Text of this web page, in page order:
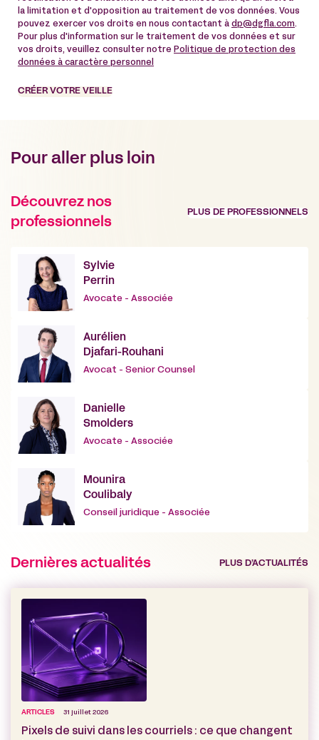
la limitation et d'opposition au traitement de vos données. Vous
pouvez exercer vos droits en nous contactant à dp@dgfla.com.
Pour plus d'information sur le traitement de vos données et sur
vos droits, veuillez consulter notre Politique de protection des
données à caractère personnel
CRÉER VOTRE VEILLE
Pour aller plus loin
Découvrez nos
professionnels
PLUS DE PROFESSIONNELS
Sylvie
Perrin
Avocate - Associée
Aurélien
Djafari-Rouhani
Avocat - Senior Counsel
Danielle
Smolders
Avocate - Associée
Mounira
Coulibaly
Conseil juridique - Associée
Dernières actualités PLUS D’ACTUALITÉS
ARTICLES 31 juillet 2026
Pixels de suivi dans les courriels : ce que changent